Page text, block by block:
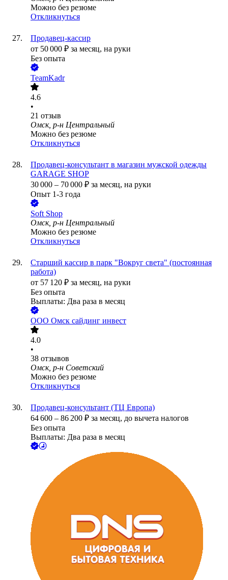
Можно без резюме
Откликнуться
Продавец-кассир
от 50 000 ₽ за месяц, на руки
Без опыта
TeamKadr
4.6
•
21 отзыв
Омск, р-н Центральный
Можно без резюме
Откликнуться
Продавец-консультант в магазин мужской одежды
GARAGE SHOP
30 000 – 70 000 ₽ за месяц, на руки
Опыт 1-3 года
Soft Shop
Омск, р-н Центральный
Можно без резюме
Откликнуться
Старший кассир в парк "Вокруг света" (постоянная
работа)
от 57 120 ₽ за месяц, на руки
Без опыта
Выплаты: Два раза в месяц
ООО Омск сайдинг инвест
4.0
•
38 отзывов
Омск, р-н Советский
Можно без резюме
Откликнуться
Продавец-консультант (ТЦ Европа)
64 600 – 86 200 ₽ за месяц, до вычета налогов
Без опыта
Выплаты: Два раза в месяц